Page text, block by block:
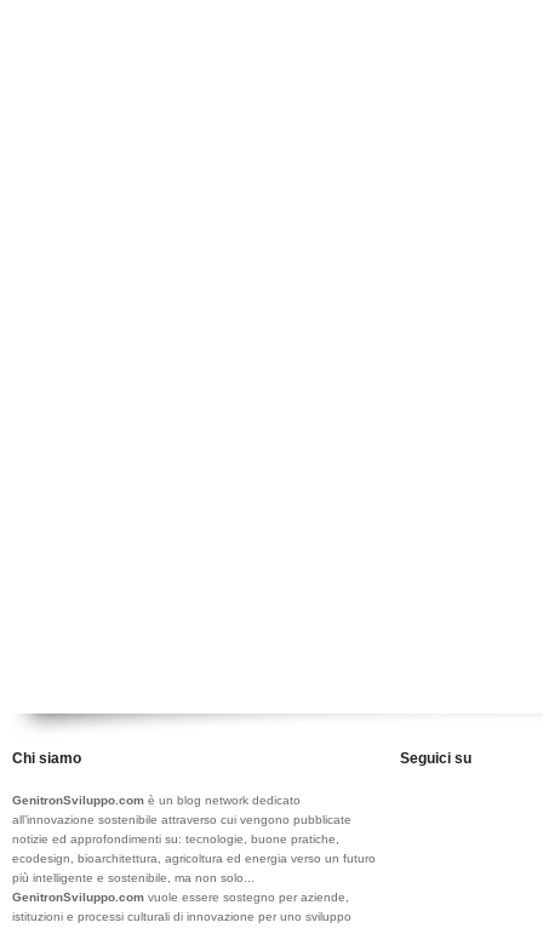
Chi siamo
GenitronSviluppo.com è un blog network dedicato
all’innovazione sostenibile attraverso cui vengono pubblicate
notizie ed approfondimenti su: tecnologie, buone pratiche,
ecodesign, bioarchitettura, agricoltura ed energia verso un futuro
più intelligente e sostenibile, ma non solo...
GenitronSviluppo.com vuole essere sostegno per aziende,
istituzioni e processi culturali di innovazione per uno sviluppo
Seguici su